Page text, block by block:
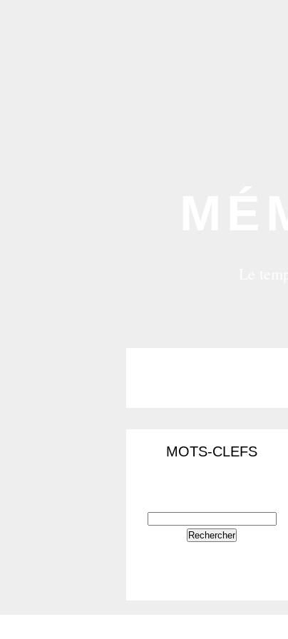
MOTS-CLEFS